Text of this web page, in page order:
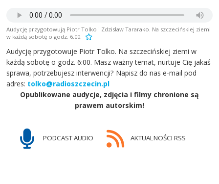
Audycję przygotowują Piotr Tolko i Zdzisław Tararako. Na szczecińskiej ziemi
w każdą sobotę o godz. 6.00.
Audycję przygotowuje Piotr Tolko. Na szczecińskiej ziemi w
każdą sobotę o godz. 6:00. Masz ważny temat, nurtuje Cię jakaś
sprawa, potrzebujesz interwencji? Napisz do nas e-mail pod
adres: tolko@radioszczecin.pl
Opublikowane audycje, zdjęcia i filmy chronione są
prawem autorskim!
PODCAST AUDIO AKTUALNOŚCI RSS